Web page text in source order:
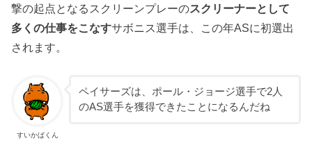
撃の起点となるスクリーンプレーのスクリーナーとして
多くの仕事をこなすサボニス選手は、この年ASに初選出
されます。
すいかばくん
ペイサーズは、ポール・ジョージ選手で2人
のAS選手を獲得できたことになるんだね